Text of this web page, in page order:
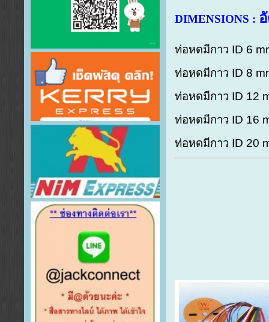
DIMENSIONS :
ท่อหดมีกาว ID 6
ท่อหดมีกาว ID 8
ท่อหดมีกาว ID 12
ท่อหดมีกาว ID 16
ท่อหดมีกาว ID 20